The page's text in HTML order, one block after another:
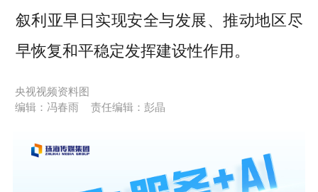
叙利亚早日实现安全与发展、推动地区尽
早恢复和平稳定发挥建设性作用。
央视视频资料图
编辑：冯春雨
责任编辑：彭晶